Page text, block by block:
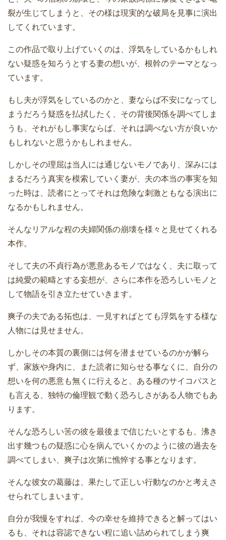
裂が生じてしまうと、その様は現実的な破局を見事に演出
してくれています。
この作品で取り上げていくのは、浮気をしているかもしれ
ない疑惑を知ろうとする妻の想いが、根幹のテーマとなっ
ています。
もし夫が浮気をしているのかと、妻ならば不安になってし
まうだろう疑惑を払拭したく、その背後関係を調べてしま
うも、それがもし事実ならば、それは調べない方が良いか
もしれないと思うかもしれません。
しかしその理屈は当人には通じないモノであり、深みには
まるだろう真実を模索していく妻が、夫の本当の事実を知
った時は、読者にとってそれは危険な刺激ともなる演出に
なるかもしれません。
そんなリアルな程の夫婦関係の崩壊を様々と見せてくれる
本作。
そして夫の不貞行為が悪意あるモノではなく、夫に取って
は純愛の範疇とする妄想が、さらに本作を恐ろしいモノと
して物語を引き立たせていきます。
爽子の夫である拓也は、一見すればとても浮気をする様な
人物には見せません。
しかしその本質の裏側には何を潜ませているのかが解ら
ず、家族や身内に、また読者に知らせる事なくに、自分の
想いを何の悪意も無くに行えると、ある種のサイコパスと
も言える、独特の倫理観で動く恐ろしさがある人物でもあ
ります。
そんな恐ろしい筈の彼を最後まで信じたいとするも、沸き
出す幾つもの疑惑に心を病んでいくかのように彼の過去を
調べてしまい、爽子は次第に憔悴する事となります。
そんな彼女の葛藤は、果たして正しい行動なのかと考えさ
せられてしまいます。
自分が我慢をすれば、今の幸せを維持できると解ってはい
るも、それは容認できない程に追い詰められてしまう爽